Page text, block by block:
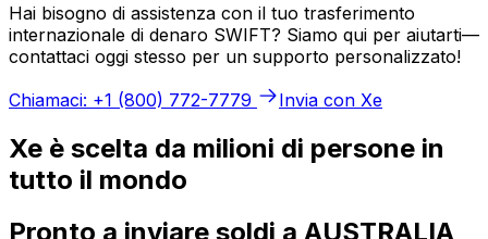
Hai bisogno di assistenza con il tuo trasferimento
internazionale di denaro SWIFT? Siamo qui per aiutarti—
contattaci oggi stesso per un supporto personalizzato!
Chiamaci: +1 (800) 772-7779
Invia con Xe
Xe è scelta da milioni di persone in
tutto il mondo
Pronto a inviare soldi a AUSTRALIA